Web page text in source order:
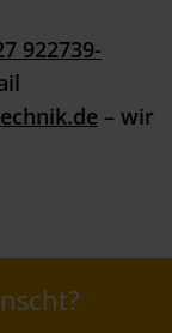
922739-
– wir